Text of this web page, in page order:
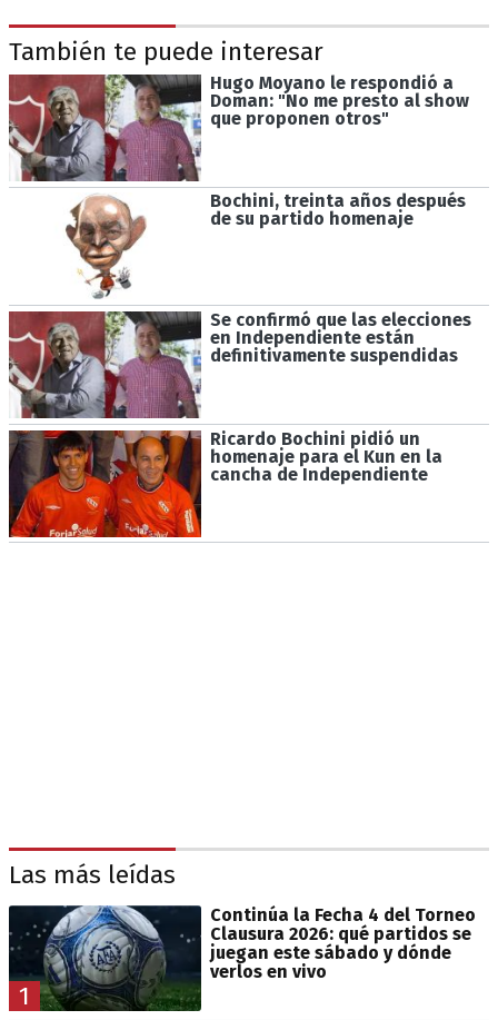
También te puede interesar
Hugo Moyano le respondió a
Doman: "No me presto al show
que proponen otros"
Bochini, treinta años después
de su partido homenaje
Se confirmó que las elecciones
en Independiente están
definitivamente suspendidas
Ricardo Bochini pidió un
homenaje para el Kun en la
cancha de Independiente
Las más leídas
1
Continúa la Fecha 4 del Torneo
Clausura 2026: qué partidos se
juegan este sábado y dónde
verlos en vivo